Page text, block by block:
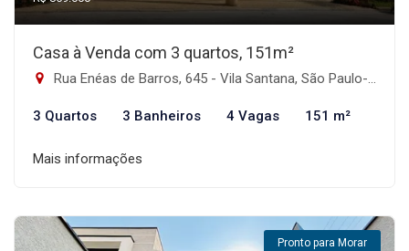
Casa à Venda com 3 quartos, 151m²
Rua Enéas de Barros, 645 - Vila Santana, São Paulo-SP
3 Quartos 3 Banheiros 4 Vagas 151 m²
Mais informações
Pronto para Morar